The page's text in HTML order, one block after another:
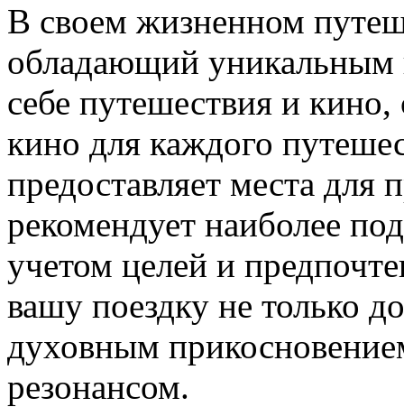
В своем жизненном
обладающий уникальным
себе путешествия и
кино для каждого
предоставляет места
рекомендует наиболее
учетом целей и
вашу поездку не только
духовным
резонансом.